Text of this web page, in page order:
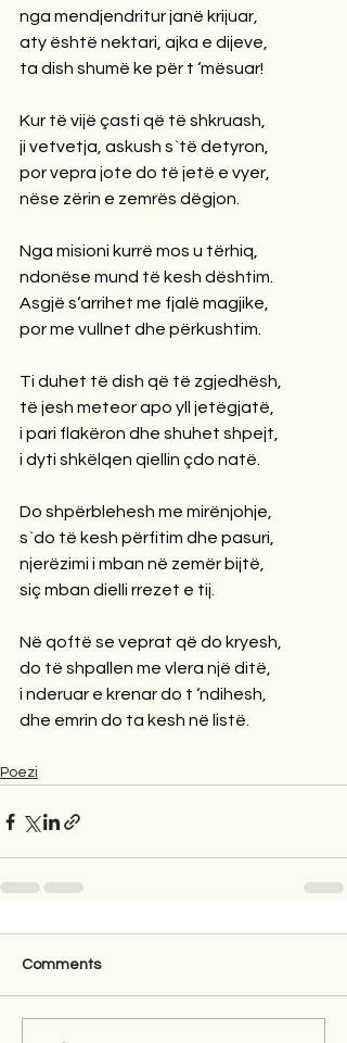
nga mendjendritur janë krijuar,
aty është nektari, ajka e dijeve,
ta dish shumë ke për t ‘mësuar!
Kur të vijë çasti që të shkruash,
ji vetvetja, askush s`të detyron,
por vepra jote do të jetë e vyer,
nëse zërin e zemrës dëgjon.
Nga misioni kurrë mos u tërhiq,
ndonëse mund të kesh dështim.
Asgjë s‘arrihet me fjalë magjike,
por me vullnet dhe përkushtim.
Ti duhet të dish që të zgjedhësh,
të jesh meteor apo yll jetëgjatë,
i pari flakëron dhe shuhet shpejt,
i dyti shkëlqen qiellin çdo natë.
Do shpërblehesh me mirënjohje,
s`do të kesh përfitim dhe pasuri,
njerëzimi i mban në zemër bijtë,
siç mban dielli rrezet e tij.
Në qoftë se veprat që do kryesh,
do të shpallen me vlera një ditë,
i nderuar e krenar do t ‘ndihesh,
dhe emrin do ta kesh në listë.
Poezi
Comments